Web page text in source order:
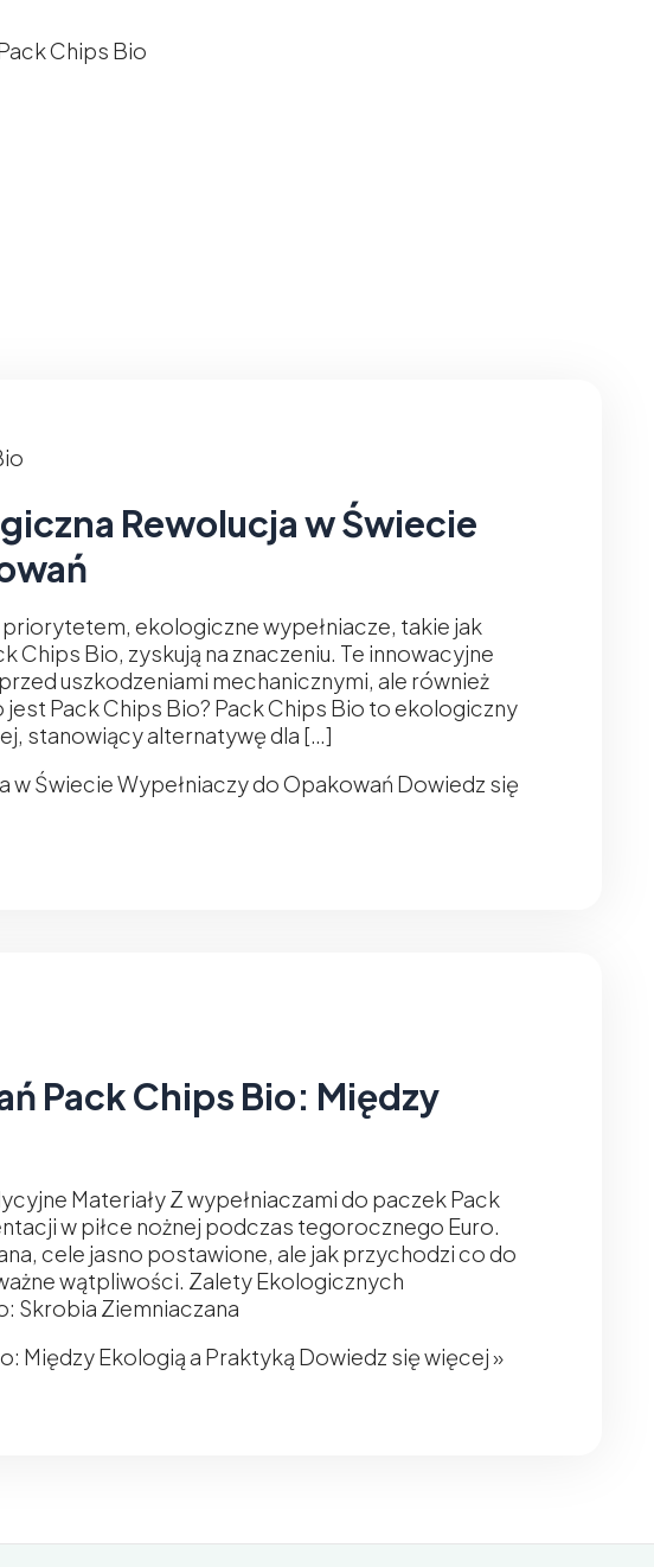
Rewolucja w Świecie
ekologiczne wypełniacze, takie jak
Chips Bio, zyskują na znaczeniu. Te innowacyjne
uszkodzeniami mechanicznymi, ale również
Pack Chips Bio? Pack Chips Bio to ekologiczny
stanowiący alternatywę dla […]
w Świecie Wypełniaczy do Opakowań Dowiedz się
Pack Chips Bio: Między
Materiały Z wypełniaczami do paczek Pack
w piłce nożnej podczas tegorocznego Euro.
cele jasno postawione, ale jak przychodzi co do
wątpliwości. Zalety Ekologicznych
Skrobia Ziemniaczana
Między Ekologią a Praktyką Dowiedz się więcej »